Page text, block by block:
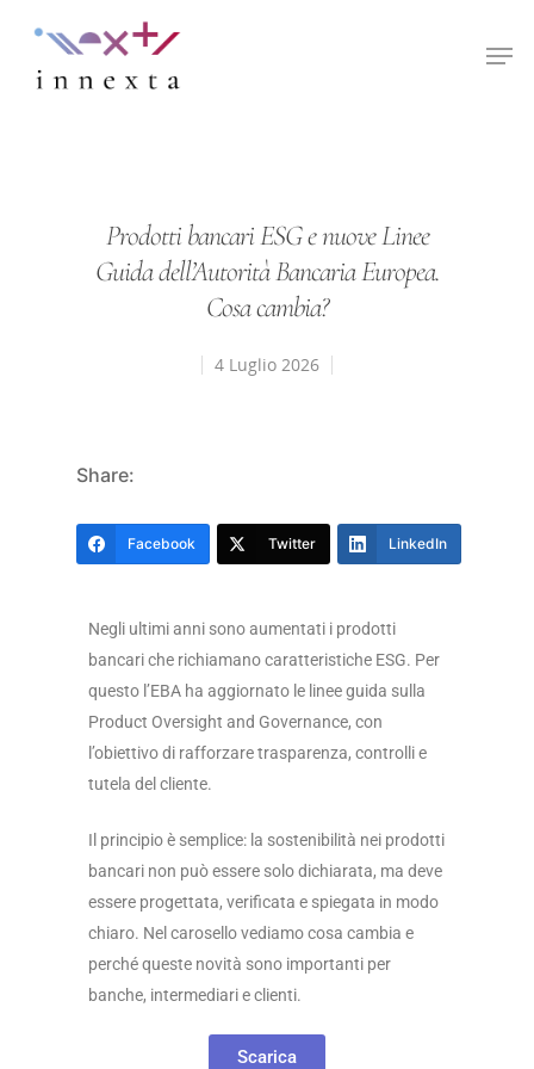
Prodotti bancari ESG e nuove Linee
Guida dell’Autorità Bancaria Europea.
Cosa cambia?
4 Luglio 2026
Share:
Facebook Twitter LinkedIn
Negli ultimi anni sono aumentati i prodotti
bancari che richiamano caratteristiche ESG. Per
questo l’EBA ha aggiornato le linee guida sulla
Product Oversight and Governance, con
l’obiettivo di rafforzare trasparenza, controlli e
tutela del cliente.
Il principio è semplice: la sostenibilità nei prodotti
bancari non può essere solo dichiarata, ma deve
essere progettata, verificata e spiegata in modo
chiaro. Nel carosello vediamo cosa cambia e
perché queste novità sono importanti per
banche, intermediari e clienti.
Scarica